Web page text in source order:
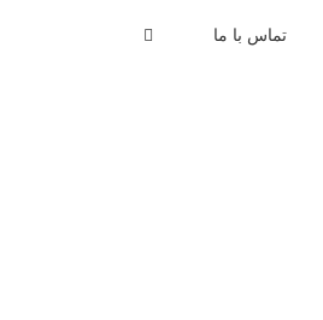
تماس با ما